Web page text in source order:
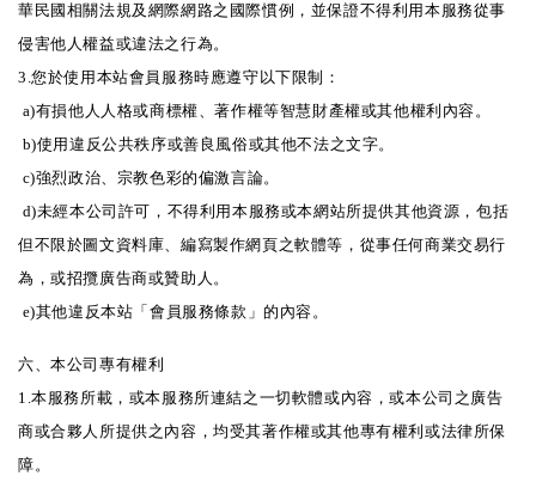
華民國相關法規及網際網路之國際慣例，並保證不得利用本服務從事
侵害他人權益或違法之行為。
3.您於使用本站會員服務時應遵守以下限制：
a)有損他人人格或商標權、著作權等智慧財產權或其他權利內容。
b)使用違反公共秩序或善良風俗或其他不法之文字。
c)強烈政治、宗教色彩的偏激言論。
d)未經本公司許可，不得利用本服務或本網站所提供其他資源，包括
但不限於圖文資料庫、編寫製作網頁之軟體等，從事任何商業交易行
為，或招攬廣告商或贊助人。
e)其他違反本站「會員服務條款」的內容。
六、本公司專有權利
1.本服務所載，或本服務所連結之一切軟體或內容，或本公司之廣告
商或合夥人所提供之內容，均受其著作權或其他專有權利或法律所保
障。